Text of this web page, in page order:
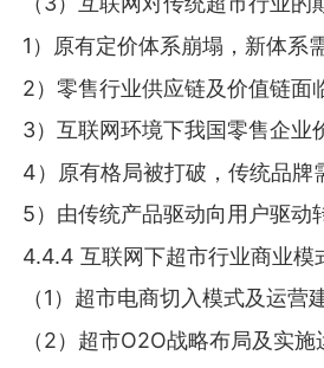
1）原有定价体系崩塌，新体系
2）零售行业供应链及价值链面
3）互联网环境下我国零售企业
4）原有格局被打破，传统品牌
5）由传统产品驱动向用户驱动
4.4.4 互联网下超市行业商业模
（1）超市电商切入模式及运营
（2）超市O2O战略布局及实施